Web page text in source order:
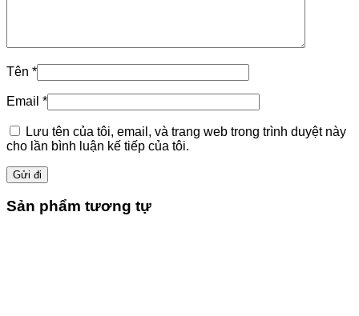
Tên *
Email *
Lưu tên của tôi, email, và trang web trong trình duyệt này
cho lần bình luận kế tiếp của tôi.
Sản phẩm tương tự